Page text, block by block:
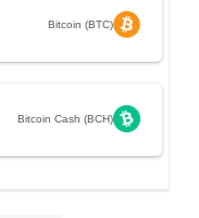
Bitcoin (BTC)
Bitcoin Cash (BCH)